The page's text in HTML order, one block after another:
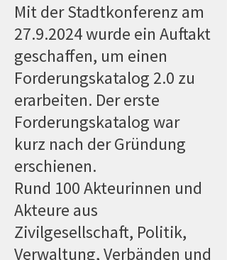
Mit der Stadtkonferenz am
27.9.2024wurde ein Auftakt
geschaffen, um einen
Forderungskatalog 2.0 zu
erarbeiten. Der erste
Forderungskatalog war
kurz nach der Gründung
erschienen.
Rund 100 Akteurinnen und
Akteure aus
Zivilgesellschaft, Politik,
Verwaltung, Verbänden und